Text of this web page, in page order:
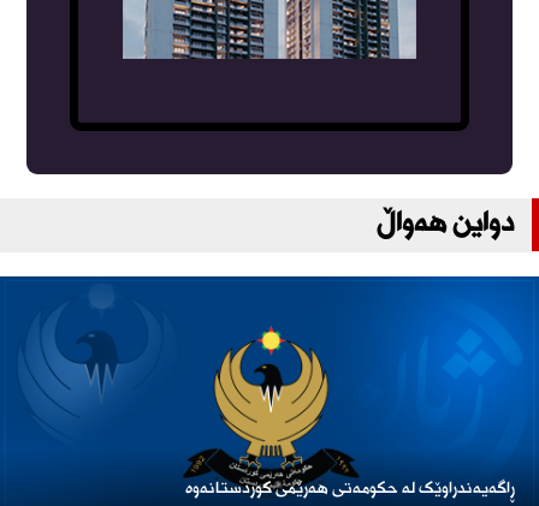
دواین هەواڵ
ڕاگەیەندراوێک لە حکومەتی هەرێمی کوردستانەوە